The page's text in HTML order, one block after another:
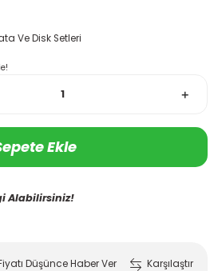
Ve Disk Setleri
Ekle
Alabilirsiniz!
Düşünce Haber Ver
Karşılaştır